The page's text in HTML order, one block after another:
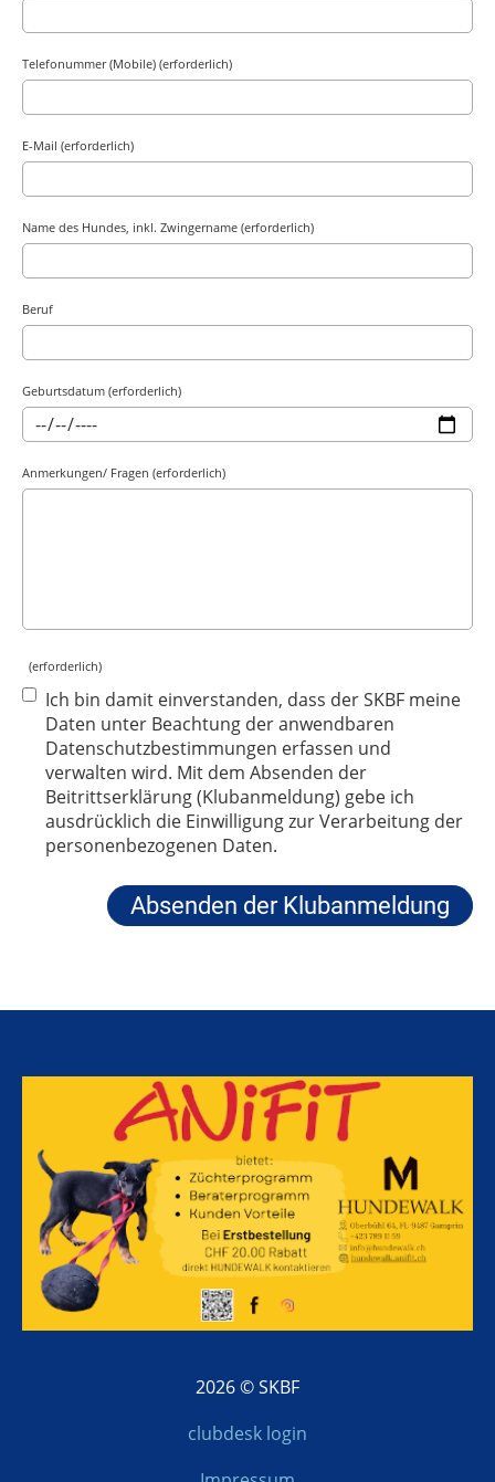
Telefonummer (Mobile) (erforderlich)
E-Mail (erforderlich)
Name des Hundes, inkl. Zwingername (erforderlich)
Beruf
Geburtsdatum (erforderlich)
Anmerkungen/ Fragen (erforderlich)
(erforderlich)
Ich bin damit einverstanden, dass der SKBF meine
Daten unter Beachtung der anwendbaren
Datenschutzbestimmungen erfassen und
verwalten wird. Mit dem Absenden der
Beitrittserklärung (Klubanmeldung) gebe ich
ausdrücklich die Einwilligung zur Verarbeitung der
personenbezogenen Daten.
2026 © SKBF
clubdesk login